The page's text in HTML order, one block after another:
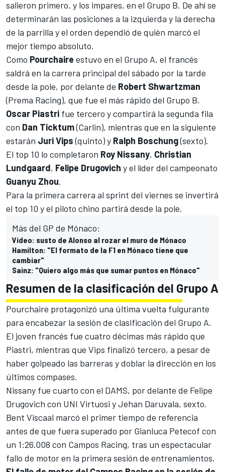
salieron primero, y los impares, en el Grupo B. De ahí se
determinarán las posiciones a la izquierda y la derecha
de la parrilla y el orden dependió de quién marcó el
mejor tiempo absoluto.
Como Pourchaire estuvo en el Grupo A, el francés
saldrá en la carrera principal del sábado por la tarde
desde la pole, por delante de Robert Shwartzman
(Prema Racing), que fue el más rápido del Grupo B.
Oscar Piastri fue tercero y compartirá la segunda fila
con Dan Ticktum(Carlin), mientras que en la siguiente
estarán Juri Vips(quinto) y Ralph Boschung(sexto).
El top 10 lo completaron Roy Nissany, Christian
Lundgaard, Felipe Drugovich y el líder del campeonato
Guanyu Zhou.
Para la primera carrera al sprint del viernes se invertirá
el top 10 y el piloto chino partirá desde la pole.
Más del GP de Mónaco:
Vídeo: susto de Alonso al rozar el muro de Mónaco
Hamilton: "El formato de la F1 en Mónaco tiene que
cambiar"
Sainz: "Quiero algo más que sumar puntos en Mónaco"
Resumen de la clasificación del Grupo A
Pourchaire protagonizó una última vuelta fulgurante
para encabezar la sesión de clasificación del Grupo A.
El joven francés fue cuatro décimas más rápido que
Piastri, mientras que Vips finalizó tercero, a pesar de
haber golpeado las barreras y doblar la dirección en los
últimos compases.
Nissany fue cuarto con el DAMS, por delante de Felipe
Drugovich con UNI Virtuosi y Jehan Daruvala, sexto.
Bent Viscaal marcó el primer tiempo de referencia
antes de que fuera superado por Gianluca Petecof con
un 1:26.008 con Campos Racing, tras un espectacular
fallo de motor en la primera sesión de entrenamientos.